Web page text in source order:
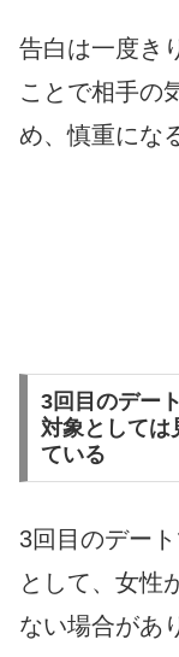
告白は一度き
ことで相手の
め、慎重にな
3回目のデー
対象としては
ている
3回目のデー
として、女性
ない場合があ